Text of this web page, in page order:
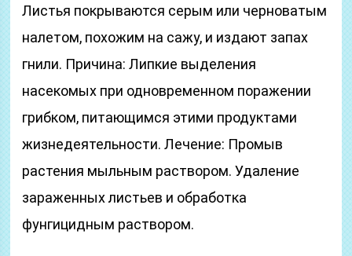
Листья покрываются серым или черноватым
налетом, похожим на сажу, и издают запах
гнили. Причина: Липкие выделения
насекомых при одновременном поражении
грибком, питающимся этими продуктами
жизнедеятельности. Лечение: Промыв
растения мыльным раствором. Удаление
зараженных листьев и обработка
фунгицидным раствором.